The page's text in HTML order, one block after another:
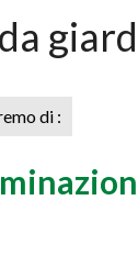
di :